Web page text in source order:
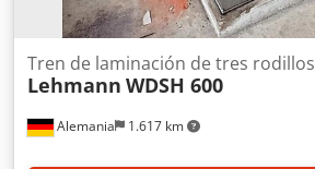
Alemania 1.617 km
Tren de laminación de tres rodillos
Lehmann WDSH 600